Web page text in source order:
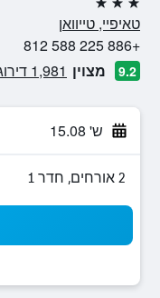
3 כוכבים
טאיפיי, טייוואן
+886 225 588 812
9.2 מצוין 1,981 דירוגים מאומתים
ש' 15.08
2 אורחים, חדר 1